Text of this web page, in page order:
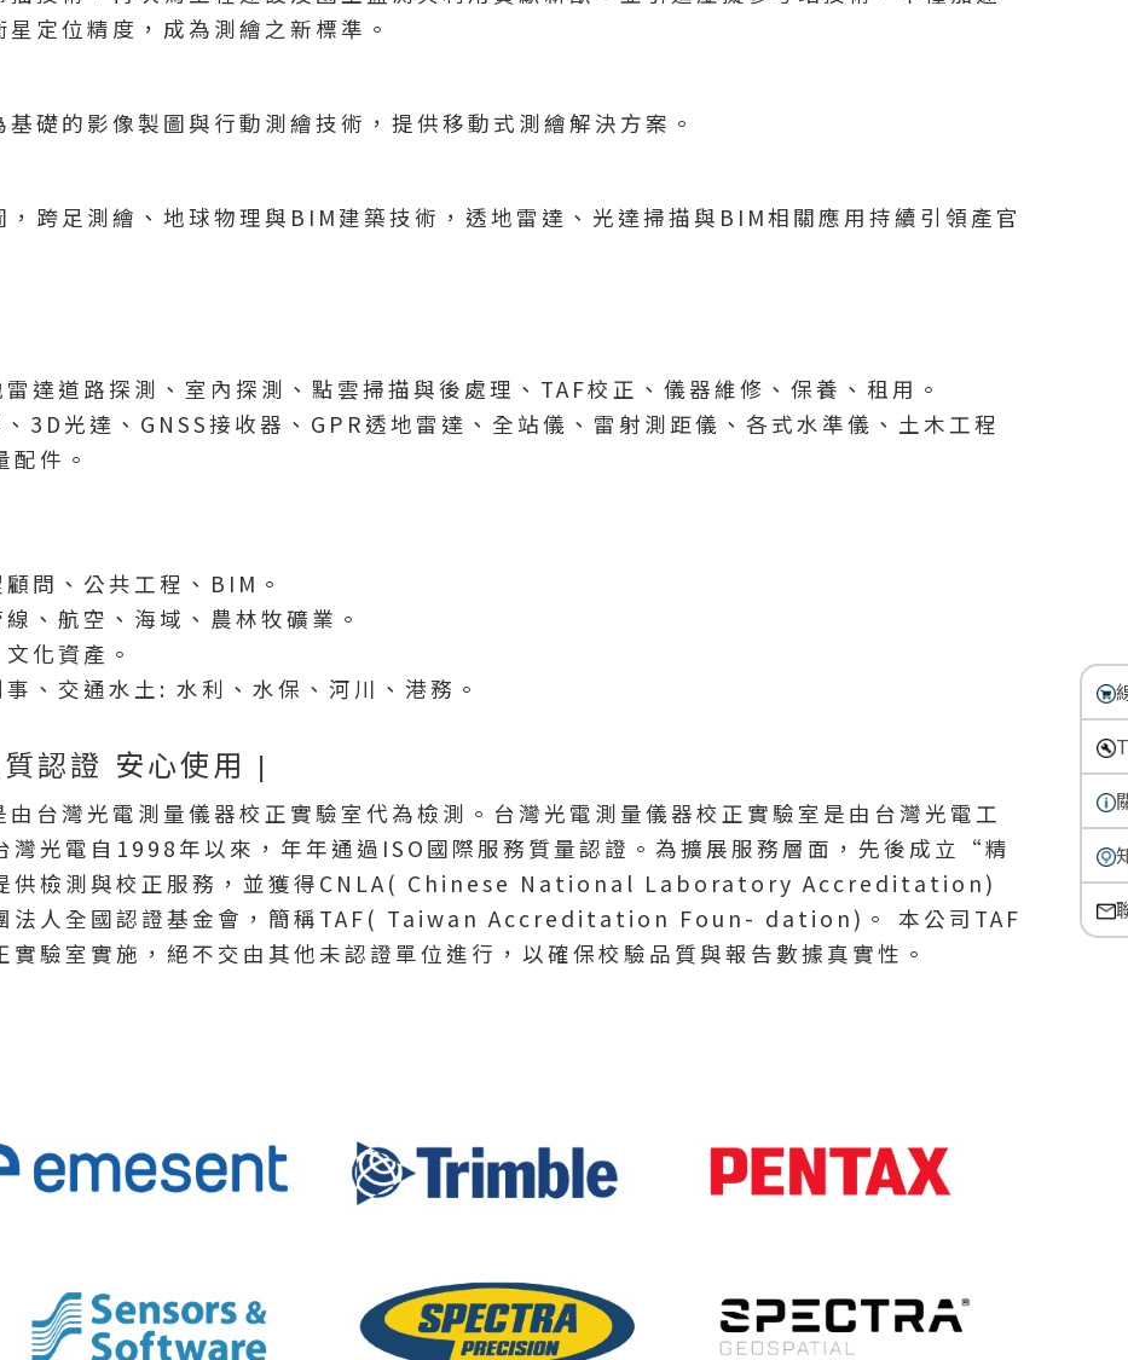
定位精度，成為測繪之新標準。
礎的影像製圖與行動測繪技術，提供移動式測繪解決方案。
跨足測繪、地球物理與BIM建築技術，透地雷達、光達掃描與BIM相關應用持續引領產官
達道路探測、室內探測、點雲掃描與後處理、TAF校正、儀器維修、保養、租用。
3D光達、GNSS接收器、GPR透地雷達、全站儀、雷射測距儀、各式水準儀、土木工程
件。
問、公共工程、BIM。
、航空、海域、農林牧礦業。
化資產。
、交通水土: 水利、水保、河川、港務。
認證 安心使用 |
台灣光電測量儀器校正實驗室代為檢測。台灣光電測量儀器校正實驗室是由台灣光電工
灣光電自1998年以來，年年通過ISO國際服務質量認證。為擴展服務層面，先後成立“精
供檢測與校正服務，並獲得CNLA( Chinese National Laboratory Accreditation)
法人全國認證基金會，簡稱TAF( Taiwan Accreditation Foun- dation)。 本公司TAF
驗室實施，絕不交由其他未認證單位進行，以確保校驗品質與報告數據真實性。